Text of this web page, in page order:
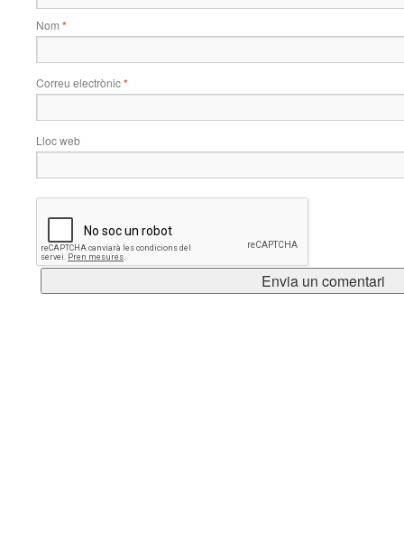
Nom *
Correu electrònic*
Lloc web